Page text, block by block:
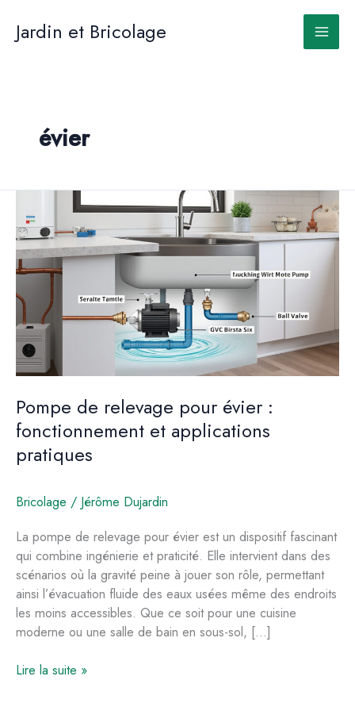
contenu
Jardin et Bricolage
évier
Pompe de relevage pour évier :
fonctionnement et applications
pratiques
Bricolage / Jérôme Dujardin
La pompe de relevage pour évier est un dispositif fascinant
qui combine ingénierie et praticité. Elle intervient dans des
scénarios où la gravité peine à jouer son rôle, permettant
ainsi l’évacuation fluide des eaux usées même des endroits
les moins accessibles. Que ce soit pour une cuisine
moderne ou une salle de bain en sous-sol, […]
Pompe
Lire la suite »